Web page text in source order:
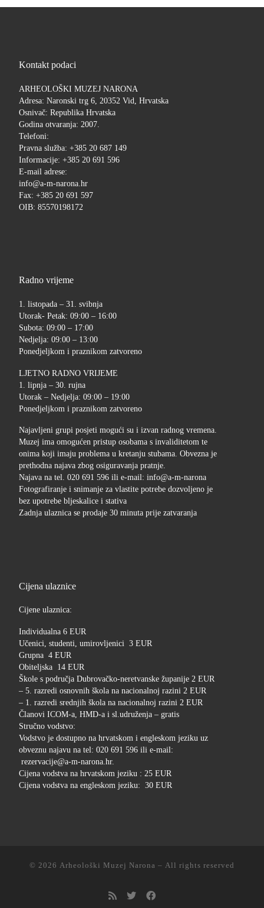
Kontakt podaci
ARHEOLOŠKI MUZEJ NARONA
Adresa: Naronski trg 6, 20352 Vid, Hrvatska
Osnivač: Republika Hrvatska
Godina otvaranja: 2007.
Telefoni:
Pravna služba: +385 20 687 149
Informacije: +385 20 691 596
E-mail adrese:
info@a-m-narona.hr
Fax: +385 20 691 597
OIB: 85570198172
Radno vrijeme
1. listopada – 31. svibnja
Utorak- Petak: 09:00 – 16:00
Subota: 09:00 – 17:00
Nedjelja: 09:00 – 13:00
Ponedjeljkom i praznikom zatvoreno
LJETNO RADNO VRIJEME
1. lipnja – 30. rujna
Utorak – Nedjelja: 09:00 – 19:00
Ponedjeljkom i praznikom zatvoreno
Najavljeni grupi posjeti mogući su i izvan radnog vremena.
Muzej ima omogućen pristup osobama s invaliditetom te
onima koji imaju problema u kretanju stubama. Obvezna je
prethodna najava zbog osiguravanja pratnje.
Najava na tel. 020 691 596 ili e-mail: info@a-m-narona
Fotografiranje i snimanje za vlastite potrebe dozvoljeno je
bez upotrebe bljeskalice i stativa
Zadnja ulaznica se prodaje 30 minuta prije zatvaranja
Cijena ulaznice
Cijene ulaznica:
Individualna 6 EUR
Učenici, studenti, umirovljenici 3 EUR
Grupna 4 EUR
Obiteljska 14 EUR
Škole s područja Dubrovačko-neretvanske županije 2 EUR
– 5. razredi osnovnih škola na nacionalnoj razini 2 EUR
– 1. razredi srednjih škola na nacionalnoj razini 2 EUR
Članovi ICOM-a, HMD-a i sl.udruženja – gratis
Stručno vodstvo:
Vodstvo je dostupno na hrvatskom i engleskom jeziku uz
obveznu najavu na tel: 020 691 596 ili e-mail:
rezervacije@a-m-narona.hr.
Cijena vodstva na hrvatskom jeziku : 25 EUR
Cijena vodstva na engleskom jeziku: 30 EUR
© 2026 Arheološki Muzej Narona – All rights reserved